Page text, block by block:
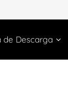
de Descarga